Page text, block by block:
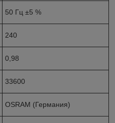
50 Гц ±5 %
240
0,98
33600
OSRAM (Германия)